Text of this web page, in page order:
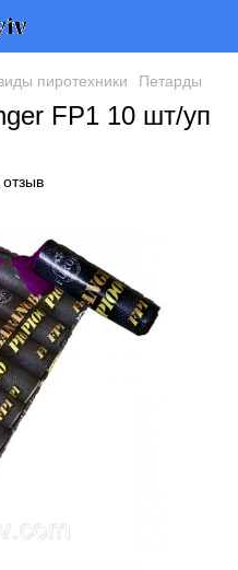
пиротехники Петарды
FP1 10 шт/уп